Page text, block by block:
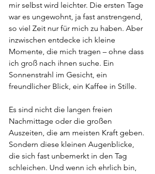
mir selbst wird leichter. Die ersten Tage
war es ungewohnt, ja fast anstrengend,
so viel Zeit nur für mich zu haben. Aber
inzwischen entdecke ich kleine
Momente, die mich tragen – ohne dass
ich groß nach ihnen suche. Ein
Sonnenstrahl im Gesicht, ein
freundlicher Blick, ein Kaffee in Stille.
Es sind nicht die langen freien
Nachmittage oder die großen
Auszeiten, die am meisten Kraft geben.
Sondern diese kleinen Augenblicke,
die sich fast unbemerkt in den Tag
schleichen. Und wenn ich ehrlich bin,